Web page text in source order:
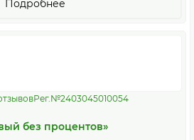
Подробнее
Рег.№2403045010054
без процентов»